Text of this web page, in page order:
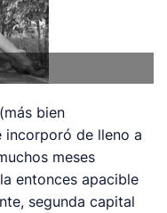
bien
incorporó de lleno a
meses
entonces apacible
segunda capital